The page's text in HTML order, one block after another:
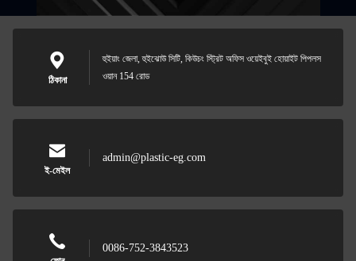
ঠিকানা
হুইয়াং জেলা, হুইঝোউ সিটি, কিউচং স্ট্রিট অফিস ওয়েইবুই হোয়াইট পিপলস
ওয়ান 154 রোড
ই-মেইল
admin@plastic-eg.com
0086-752-3843523